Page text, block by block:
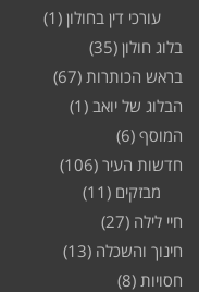
עורכי דין בחולון (1)
בלוג חולון (35)
בראש הכותרות (67)
הבלוג של יואב (1)
המוסף (6)
חדשות העיר (106)
מבזקים (11)
חיי לילה (27)
חינוך והשכלה (13)
חסויות (8)